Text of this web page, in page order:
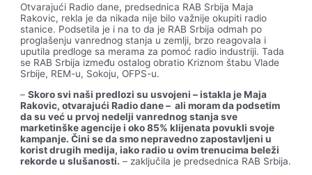
Otvarajući Radio dane, predsednica RAB Srbija Maja
Rakovic, rekla je da nikada nije bilo važnije okupiti radio
stanice. Podsetila je i na to da je RAB Srbija odmah po
proglašenju vanrednog stanja u zemlji, brzo reagovala i
uputila predloge sa merama za pomoć radio industriji. Tada
se RAB Srbija između ostalog obratio Kriznom štabu Vlade
Srbije, REM-u, Sokoju, OFPS-u.
–Skoro svi naši predlozi su usvojeni – istakla je Maja
Rakovic, otvarajući Radio dane – ali moram da podsetim
da su već u prvoj nedelji vanrednog stanja sve
marketinške agencije i oko 85% klijenata povukli svoje
kampanje. Čini se da smo nepravedno zapostavljeni u
korist drugih medija, iako radio u ovim trenucima beleži
rekorde u slušanosti. – zaključila je predsednica RAB Srbija.